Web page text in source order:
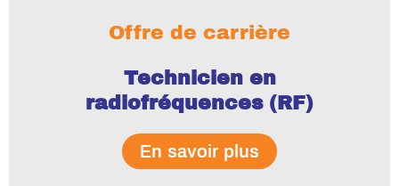
Offre de carrière
Technicien en
radiofréquences (RF)
En savoir plus